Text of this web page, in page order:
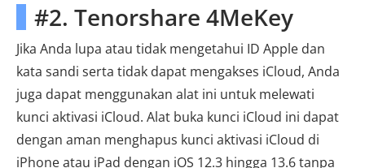
#2. Tenorshare 4MeKey
Jika Anda lupa atau tidak mengetahui ID Apple dan
kata sandi serta tidak dapat mengakses iCloud, Anda
juga dapat menggunakan alat ini untuk melewati
kunci aktivasi iCloud. Alat buka kunci iCloud ini dapat
dengan aman menghapus kunci aktivasi iCloud di
iPhone atau iPad dengan iOS 12.3 hingga 13.6 tanpa